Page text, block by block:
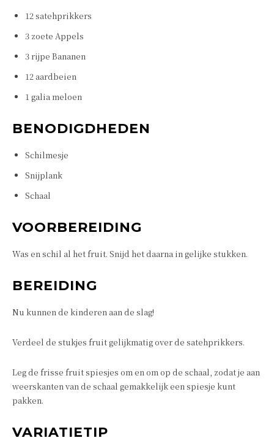
12 satehprikkers
3 zoete Appels
3 rijpe Bananen
12 aardbeien
1 galia meloen
BENODIGDHEDEN
Schilmesje
Snijplank
Schaal
VOORBEREIDING
Was en schil al het fruit. Snijd het daarna in gelijke stukken.
BEREIDING
Nu kunnen de kinderen aan de slag!
Verdeel de stukjes fruit gelijkmatig over de satehprikkers.
Leg de frisse fruit spiesjes om en om op de schaal, zodat je aan
weerskanten van de schaal gemakkelijk een spiesje kunt
pakken.
VARIATIETIP